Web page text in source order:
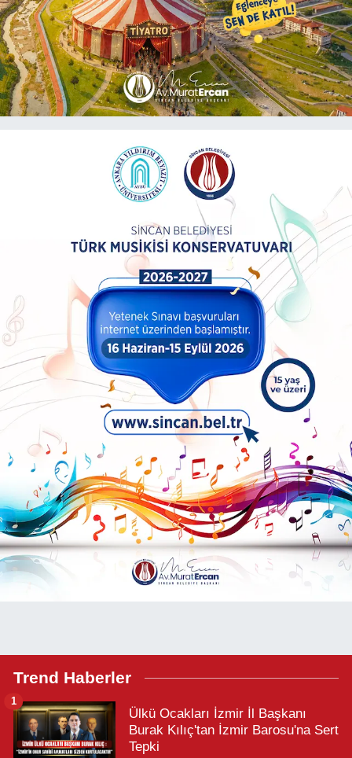
Trend Haberler
Ülkü Ocakları İzmir İl Başkanı
Burak Kılıç'tan İzmir Barosu'na Sert
Tepki
1